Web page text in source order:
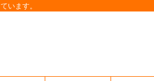
います。